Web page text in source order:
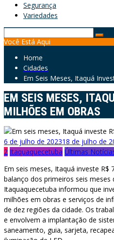
Segurança
Variedades
for:
Você Está Aqui
Home
Cidades
Em Seis Meses, Itaquá
EM SEIS MESES,
MILHÕES EM OBRAS
6 de julho de 202318 de julho de
2 Itaquaquecetuba Últimas
Em seis meses, Itaquá investe R$
balanço dos primeiros seis meses
Itaquaquecetuba informou que
milhões em obras e serviços de
de dez regiões da cidade. Os
e envolvem a implantação de
saneamento, guia, sarjeta,